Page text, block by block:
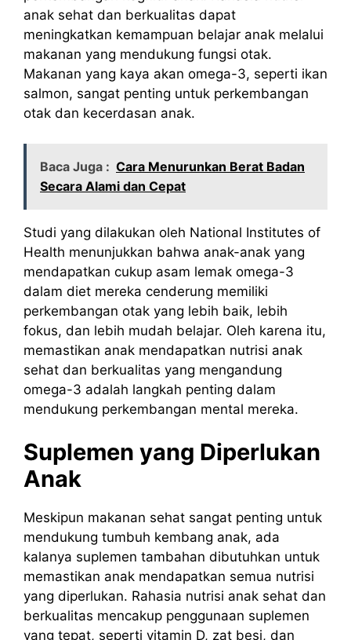
anak sehat dan berkualitas dapat
meningkatkan kemampuan belajar anak melalui
makanan yang mendukung fungsi otak.
Makanan yang kaya akan omega-3, seperti ikan
salmon, sangat penting untuk perkembangan
otak dan kecerdasan anak.
Baca Juga : Cara Menurunkan Berat Badan
Secara Alami dan Cepat
Studi yang dilakukan oleh National Institutes of
Health menunjukkan bahwa anak-anak yang
mendapatkan cukup asam lemak omega-3
dalam diet mereka cenderung memiliki
perkembangan otak yang lebih baik, lebih
fokus, dan lebih mudah belajar. Oleh karena itu,
memastikan anak mendapatkan nutrisi anak
sehat dan berkualitas yang mengandung
omega-3 adalah langkah penting dalam
mendukung perkembangan mental mereka.
Suplemen yang Diperlukan
Anak
Meskipun makanan sehat sangat penting untuk
mendukung tumbuh kembang anak, ada
kalanya suplemen tambahan dibutuhkan untuk
memastikan anak mendapatkan semua nutrisi
yang diperlukan. Rahasia nutrisi anak sehat dan
berkualitas mencakup penggunaan suplemen
yang tepat, seperti vitamin D, zat besi, dan